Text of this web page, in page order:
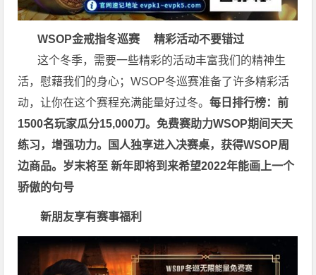
WSOP金戒指冬巡赛精彩活动不要错过
这个冬季，需要一些精彩的活动丰富我们的精神生
活，慰藉我们的身心；WSOP冬巡赛准备了许多精彩活
动，让你在这个赛程充满能量好过冬。每日排行榜：前
1500名玩家瓜分15,000刀。免费赛助力WSOP期间天天
练习，增强功力。
国人独享进入决赛桌，获得WSOP周
边商品。 岁末将至 新年即将到来希望2022年能画上一个
骄傲的句号
新朋友享有赛事福利